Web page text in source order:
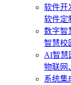
软件开
软件定
数字智
智慧校
AI智慧
物联网
系统集